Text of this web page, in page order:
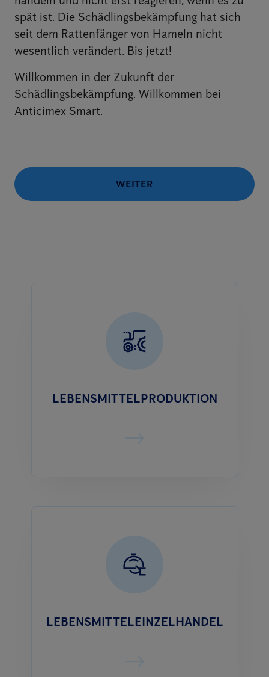
spät ist. Die Schädlingsbekämpfung hat sich
seit dem Rattenfänger von Hameln nicht
wesentlich verändert. Bis jetzt!
Willkommen in der Zukunft der
Schädlingsbekämpfung. Willkommen bei
Anticimex Smart.
WEITER
LEBENSMITTELPRODUKTION
LEBENSMITTELEINZELHANDEL